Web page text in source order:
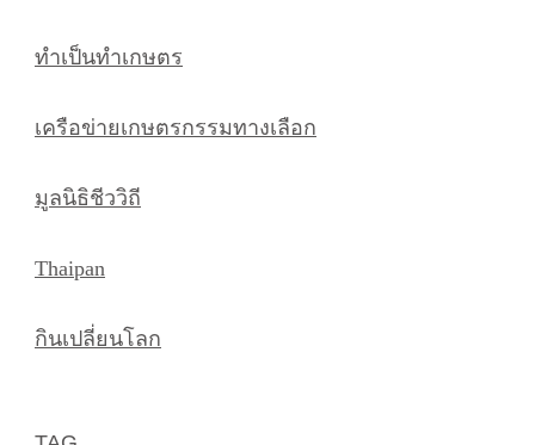
ทำเป็นทำเกษตร
เครือข่ายเกษตรกรรมทางเลือก
มูลนิธิชีววิถี
Thaipan
กินเปลี่ยนโลก